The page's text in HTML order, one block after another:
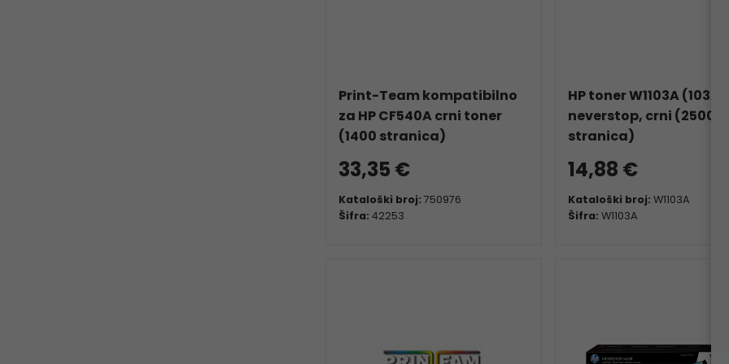
Print-Team kompatibilno
za HP CF540A crni toner
(1400 stranica)
33,35 €
Kataloški broj: 750976
Šifra: 42253
HP toner W1103A (103A)
neverstop, crni (2500
stranica)
14,88 €
Kataloški broj: W1103A
Šifra: W1103A